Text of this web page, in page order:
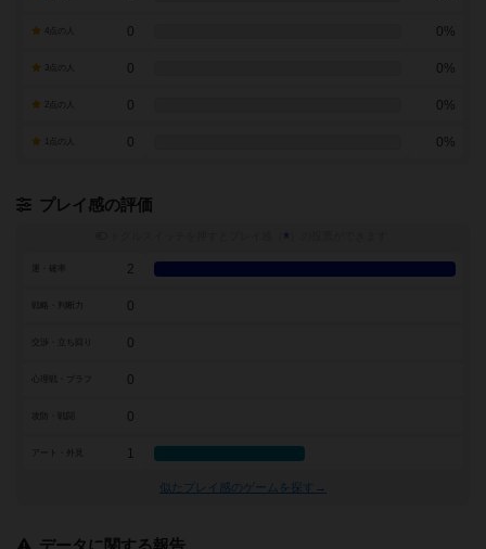
0 0%
0 0%
0 0%
0 0%
プレイ感の評価
※
2
戦略・判断力 0
0
0
0
アート・外見 1
似たプレイ感のゲームを探す→